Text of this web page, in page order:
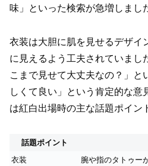
味」といった検索が急増しまし
衣装は大胆に肌を見せるデザイ
に見えるよう工夫されていまし
こまで見せて大丈夫なの？」と
しくて良い」という肯定的な意
は紅白出場時の主な話題ポイン
話題ポイント
衣装
腕や指のタトゥー